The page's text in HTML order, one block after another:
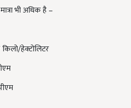
भी अधिक है –
हेक्टोलिटर